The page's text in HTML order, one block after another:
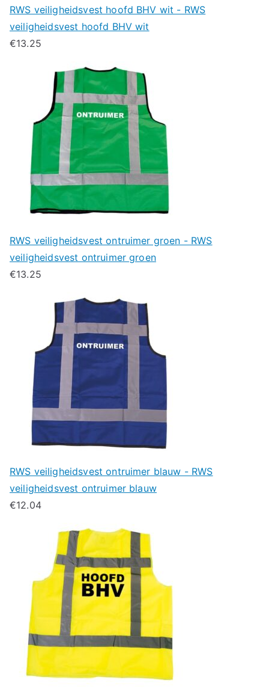
RWS veiligheidsvest hoofd BHV wit - RWS
veiligheidsvest hoofd BHV wit
€13.25
RWS veiligheidsvest ontruimer groen - RWS
veiligheidsvest ontruimer groen
€13.25
RWS veiligheidsvest ontruimer blauw - RWS
veiligheidsvest ontruimer blauw
€12.04